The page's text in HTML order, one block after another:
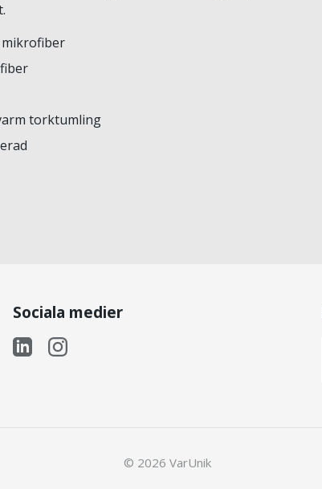
mikrofiber
torktumling
Sociala medier
© 2026 VarUnik